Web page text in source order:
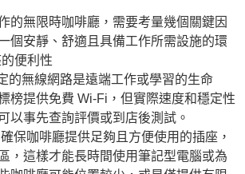
的無限時咖啡廳，需要考量幾個關鍵因
個安靜、舒適且具備工作所需設施的環
便利性
的無線網路是遠端工作或學習的生命
榜提供免費 Wi-Fi，但實際速度和穩定性
以事先查詢評價或到店後測試。
確保咖啡廳提供足夠且方便使用的插座，
，這樣才能長時間使用筆記型電腦或為